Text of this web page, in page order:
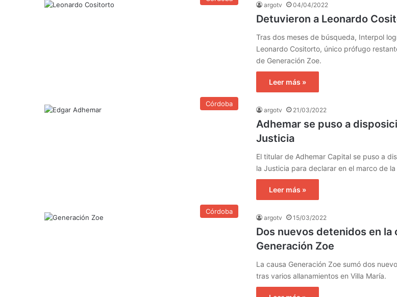
argotv 04/04/2022
Detuvieron a Leonardo
Tras dos meses de búsqueda, Interpol
Leonardo Cositorto, único prófugo
de Generación Zoe.
Leer más »
Córdoba
argotv 21/03/2022
Adhemar se puso a
Justicia
El titular de Adhemar Capital se puso a
la Justicia para declarar en el marco de
Leer más »
Córdoba
argotv 15/03/2022
Dos nuevos detenidos en la
Generación Zoe
La causa Generación Zoe sumó dos
tras varios allanamientos en Villa María.